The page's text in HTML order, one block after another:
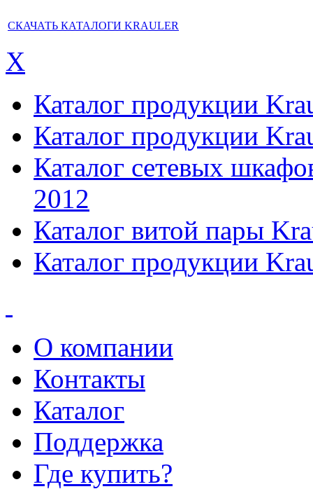
СКАЧАТЬ КАТАЛОГИ KRAULER
X
Каталог продукции
Каталог продукции
Каталог сетевых
2012
Каталог витой пары
Каталог продукции
О компании
Контакты
Каталог
Поддержка
Где купить?